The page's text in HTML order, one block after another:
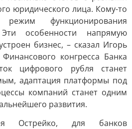
юридического лица. Кому-то
функционирования
особенности напрямую
бизнес, – сказал Игорь
конгресса Банка
цифрового рубля станет
адаптация платформы под
компаний станет одним
развития.
Острейко, для банков